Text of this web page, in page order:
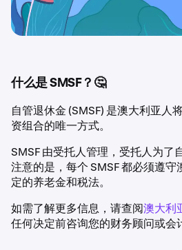
什么是 SMSF？🤔
自管退休金 (SMSF) 是澳大利亚人
资组合的唯一方式。
SMSF 由受托人管理，受托人为了
注意的是，每个 SMSF 都必须遵守
定的养老金和税法。
如需了解更多信息，请查阅澳大利
任何决定前咨询您的财务顾问或会